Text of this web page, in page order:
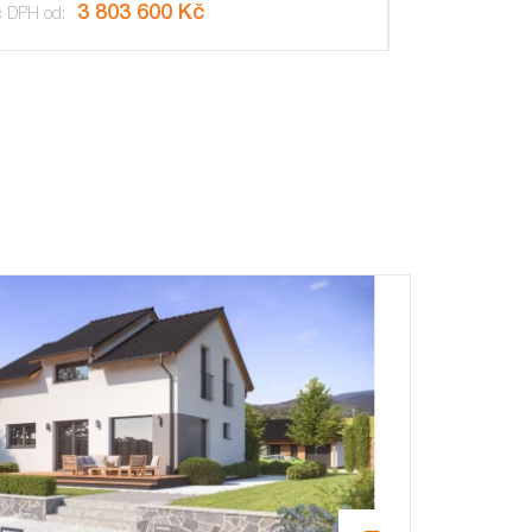
DPH od: 3 803 600 Kč